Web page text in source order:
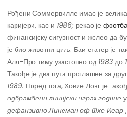
Рођени Соммервилле имао је велика
каријери, као и 1986; рекао је
финансијску сигурност и желео да
је био животни циљ. Баи статер је
Алл-Про тиму узастопно од 1983 до
Такође је два пута проглашен за
1989. Поред тога, Ховие Лонг је
одбрамбени линијски играч године у
дефанзивно Линеман оф тхе Иеар